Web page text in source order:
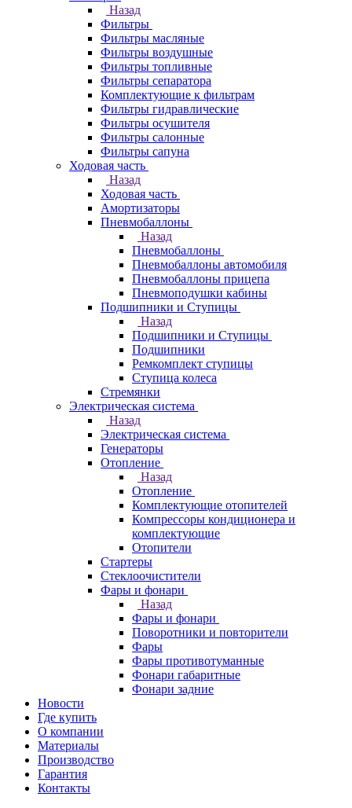
Назад
Фильтры
Фильтры масляные
Фильтры воздушные
Фильтры топливные
Фильтры сепаратора
Комплектующие к фильтрам
Фильтры гидравлические
Фильтры осушителя
Фильтры салонные
Фильтры сапуна
Ходовая часть
Назад
Ходовая часть
Амортизаторы
Пневмобаллоны
Назад
Пневмобаллоны
Пневмобаллоны автомобиля
Пневмобаллоны прицепа
Пневмоподушки кабины
Подшипники и Ступицы
Назад
Подшипники и Ступицы
Подшипники
Ремкомплект ступицы
Ступица колеса
Стремянки
Электрическая система
Назад
Электрическая система
Генераторы
Отопление
Назад
Отопление
Комплектующие отопителей
Компрессоры кондиционера и
комплектующие
Отопители
Стартеры
Стеклоочистители
Фары и фонари
Назад
Фары и фонари
Поворотники и повторители
Фары
Фары противотуманные
Фонари габаритные
Фонари задние
Новости
Где купить
О компании
Материалы
Производство
Гарантия
Контакты